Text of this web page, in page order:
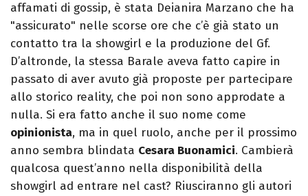
affamati di gossip, è stata Deianira Marzano che ha
"assicurato" nelle scorse ore che c’è già stato un
contatto tra la showgirl e la produzione del Gf.
D’altronde, la stessa Barale aveva fatto capire in
passato di aver avuto già proposte per partecipare
allo storico reality, che poi non sono approdate a
nulla. Si era fatto anche il suo nome come
opinionista, ma in quel ruolo, anche per il prossimo
anno sembra blindata Cesara Buonamici. Cambierà
qualcosa quest’anno nella disponibilità della
showgirl ad entrare nel cast? Riusciranno gli autori